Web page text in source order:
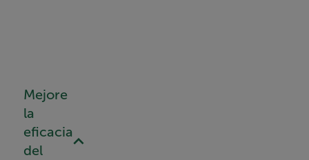
Mejore
la
eficacia
del